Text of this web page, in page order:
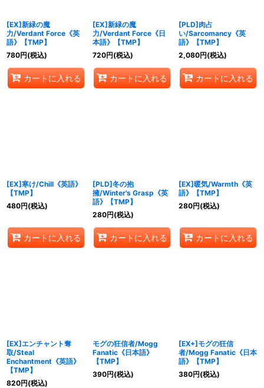
[EX]新緑の魔
力/Verdant Force《英
語》【TMP】
780円(税込)
カートに入れる
[EX]新緑の魔
力/Verdant Force《日
本語》【TMP】
720円(税込)
カートに入れる
[PLD]肉占
い/Sarcomancy《英
語》【TMP】
2,080円(税込)
カートに入れる
[EX]寒け/Chill《英語》
【TMP】
480円(税込)
カートに入れる
[PLD]冬の抱
擁/Winter's Grasp《英
語》【TMP】
280円(税込)
カートに入れる
[EX]暖気/Warmth《英
語》【TMP】
280円(税込)
カートに入れる
[EX]エンチャント奪
取/Steal
Enchantment《英語》
【TMP】
820円(税込)
モグの狂信者/Mogg
Fanatic《日本語》
【TMP】
390円(税込)
[EX+]モグの狂信
者/Mogg Fanatic《日本
語》【TMP】
380円(税込)